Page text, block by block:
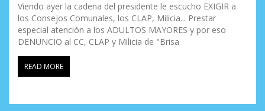
Viendo ayer la cadena del presidente le escucho EXIGIR a
los Consejos Comunales, los CLAP, Milicia... Prestar
especial atención a los ADULTOS MAYORES y por eso
DENUNCIO al CC, CLAP y Milicia de "Brisa
READ MORE